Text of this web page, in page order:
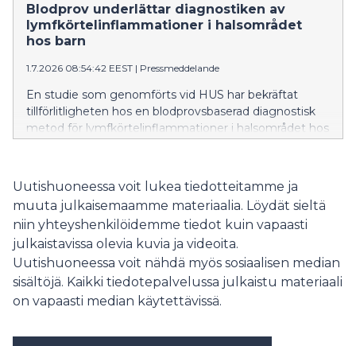
Blodprov underlättar diagnostiken av
lymfkörtelinflammationer i halsområdet
hos barn
1.7.2026 08:54:42 EEST | Pressmeddelande
En studie som genomförts vid HUS har bekräftat
tillförlitligheten hos en blodprovsbaserad diagnostisk
metod för lymfkörtelinflammationer i halsområdet hos
att säkerställa diagnosen än invasiva metoder, såsom
vävnadsprovtagning.
Uutishuoneessa voit lukea tiedotteitamme ja
muuta julkaisemaamme materiaalia. Löydät sieltä
niin yhteyshenkilöidemme tiedot kuin vapaasti
julkaistavissa olevia kuvia ja videoita.
Uutishuoneessa voit nähdä myös sosiaalisen median
sisältöjä. Kaikki tiedotepalvelussa julkaistu materiaali
on vapaasti median käytettävissä.